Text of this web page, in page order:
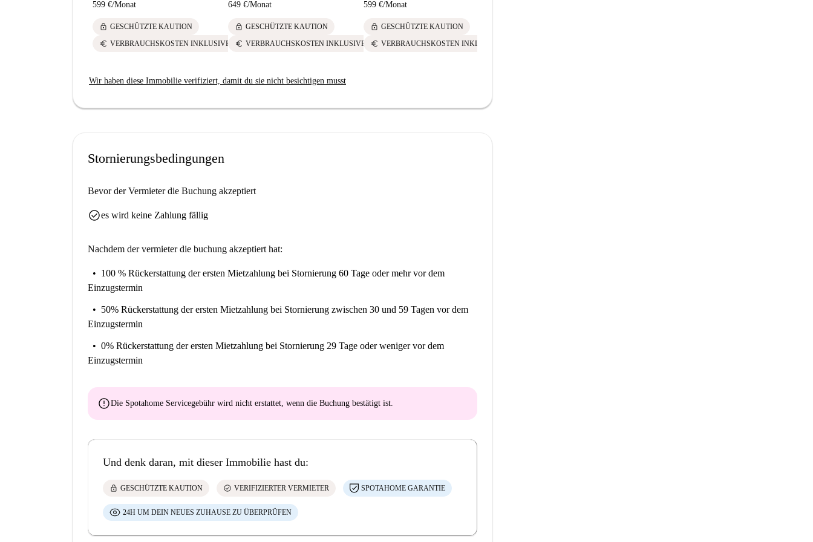
599 €/Monat
lock GESCHÜTZTE KAUTION
euro VERBRAUCHSKOSTEN INKLUSIVE
649 €/Monat
lock GESCHÜTZTE KAUTION
euro VERBRAUCHSKOSTEN INKLUSIVE
599 €/Monat
lock GESCHÜTZTE KAUTION
euro VERBRAUCHSKOSTEN INKLUSIVE
Wir haben diese Immobilie verifiziert, damit du sie nicht besichtigen musst
Stornierungsbedingungen
Bevor der Vermieter die Buchung akzeptiert
check_circlees wird keine Zahlung fällig
Nachdem der vermieter die buchung akzeptiert hat:
100 % Rückerstattung der ersten Mietzahlung bei Stornierung 60 Tage oder mehr vor dem
Einzugstermin
50% Rückerstattung der ersten Mietzahlung bei Stornierung zwischen 30 und 59 Tagen vor dem
Einzugstermin
0% Rückerstattung der ersten Mietzahlung bei Stornierung 29 Tage oder weniger vor dem
Einzugstermin
errorDie Spotahome Servicegebühr wird nicht erstattet , wenn die Buchung bestätigt ist.
Und denk daran, mit dieser Immobilie hast du:
lock GESCHÜTZTE KAUTION check_circle VERIFIZIERTER VERMIETER SPOTAHOME GARANTIE
24H UM DEIN NEUES ZUHAUSE ZU ÜBERPRÜFEN